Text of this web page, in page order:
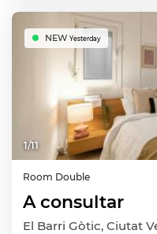
1/11
NEW Yesterday
Room Double
A consultar